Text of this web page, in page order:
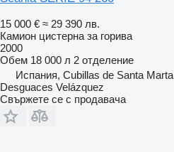
15 000 € ≈ 29 390 лв.
Камион цистерна за горива
2000
Обем 18 000 л 2 отделение
Испания, Cubillas de Santa Marta
Desguaces Velázquez
Свържете се с продавача